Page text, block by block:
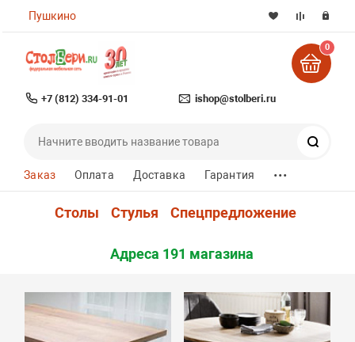
Пушкино
+7 (812) 334-91-01 ishop@stolberi.ru
0
Заказ Оплата Доставка Гарантия ...
Столы Стулья Спецпредложение
Адреса 191 магазина